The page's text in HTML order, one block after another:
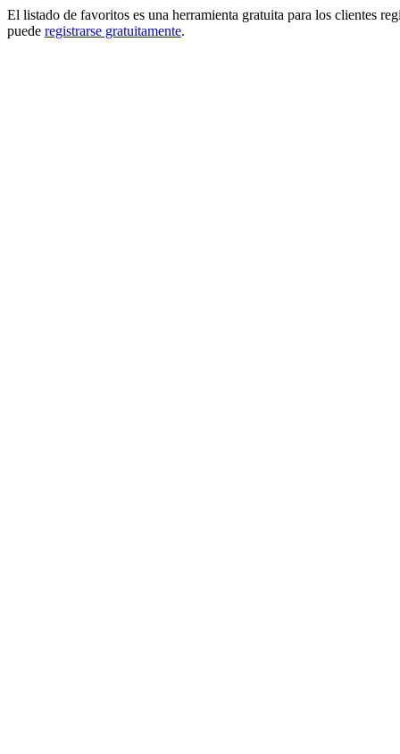
El listado de favoritos es una herramienta gratuita para los clientes
puede registrarse gratuitamente.